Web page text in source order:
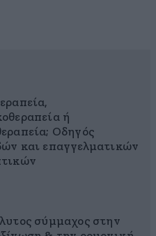
ή
Οδηγός
και επαγγελματικών
σύμμαχος στην